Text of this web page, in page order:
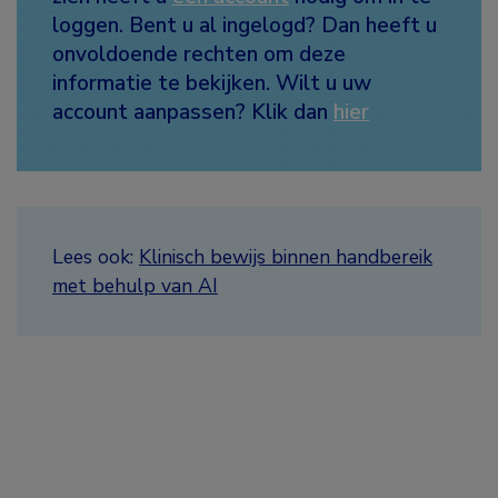
loggen. Bent u al ingelogd? Dan heeft u
onvoldoende rechten om deze
informatie te bekijken. Wilt u uw
account aanpassen? Klik dan hier
Lees ook: Klinisch bewijs binnen handbereik
met behulp van AI